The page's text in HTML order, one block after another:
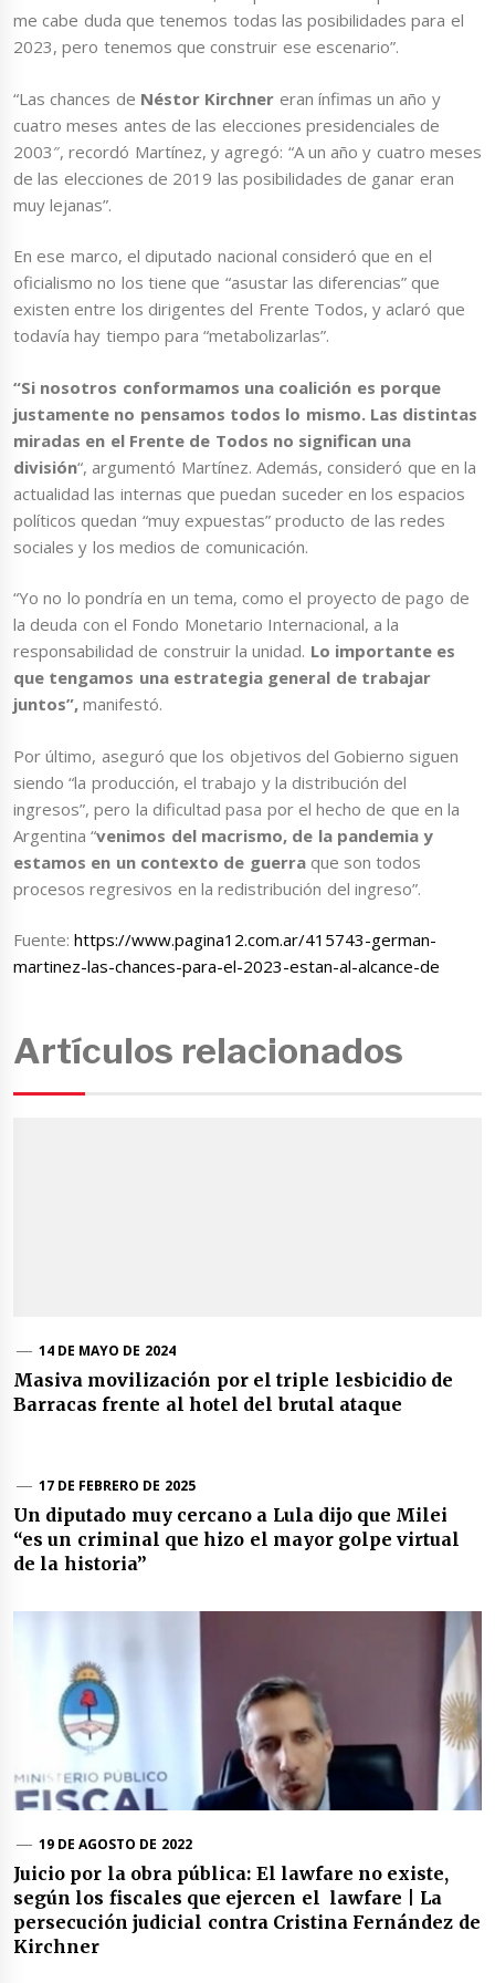
me cabe duda que tenemos todas las posibilidades para el
2023, pero tenemos que construir ese escenario”.
“Las chances de Néstor Kirchner eran ínfimas un año y
cuatro meses antes de las elecciones presidenciales de
2003″, recordó Martínez, y agregó: “A un año y cuatro meses
de las elecciones de 2019 las posibilidades de ganar eran
muy lejanas”.
En ese marco, el diputado nacional consideró que en el
oficialismo no los tiene que “asustar las diferencias” que
existen entre los dirigentes del Frente Todos, y aclaró que
todavía hay tiempo para “metabolizarlas”.
“Si nosotros conformamos una coalición es porque
justamente no pensamos todos lo mismo. Las distintas
miradas en el Frente de Todos no significan una
división“, argumentó Martínez. Además, consideró que en la
actualidad las internas que puedan suceder en los espacios
políticos quedan “muy expuestas” producto de las redes
sociales y los medios de comunicación.
“Yo no lo pondría en un tema, como el proyecto de pago de
la deuda con el Fondo Monetario Internacional, a la
responsabilidad de construir la unidad. Lo importante es
que tengamos una estrategia general de trabajar
juntos”, manifestó.
Por último, aseguró que los objetivos del Gobierno siguen
siendo “la producción, el trabajo y la distribución del
ingresos”, pero la dificultad pasa por el hecho de que en la
Argentina “venimos del macrismo, de la pandemia y
estamos en un contexto de guerraque son todos
procesos regresivos en la redistribución del ingreso”.
Fuente:https://www.pagina12.com.ar/415743-german-
martinez-las-chances-para-el-2023-estan-al-alcance-de
Artículos relacionados
14 DE MAYO DE 2024
Masiva movilización por el triple lesbicidio de
Barracas frente al hotel del brutal ataque
17 DE FEBRERO DE 2025
Un diputado muy cercano a Lula dijo que Milei
“es un criminal que hizo el mayor golpe virtual
de la historia”
19 DE AGOSTO DE 2022
Juicio por la obra pública: El lawfare no existe,
según los fiscales que ejercen el lawfare | La
persecución judicial contra Cristina Fernández de
Kirchner